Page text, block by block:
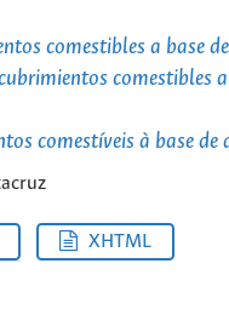
comestibles a base
comestibles
comestíveis à base
XHTML